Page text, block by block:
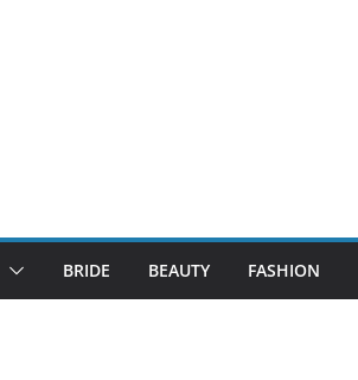
BRIDE BEAUTY FASHION